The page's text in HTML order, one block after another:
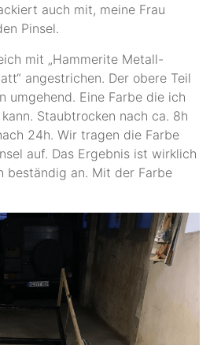
auch mit, meine Frau
Pinsel.
mit „Hammerite Metall-
angestrichen. Der obere Teil
umgehend. Eine Farbe die ich
Staubtrocken nach ca. 8h
24h. Wir tragen die Farbe
auf. Das Ergebnis ist wirklich
beständig an. Mit der Farbe